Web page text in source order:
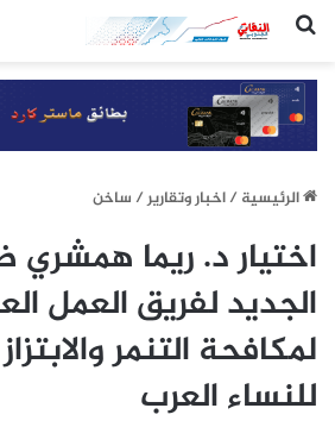
(النقابي الجنوبي:/خاص.)
الرئيسيِة/اخبار وتقارير/ ساخن
اختيار د. ريما
الجديد لفريق العمل
لمكافحة التنمر
للنساء العرب